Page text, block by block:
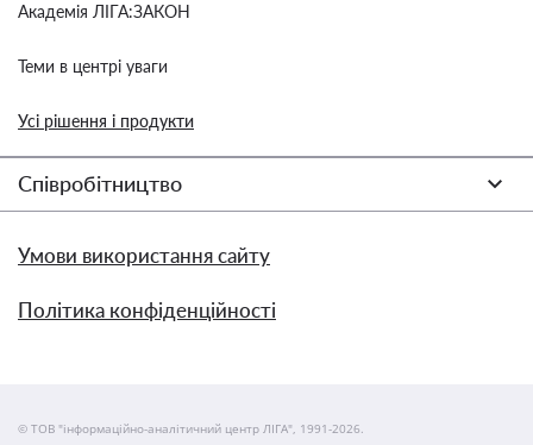
Академія ЛІГА:ЗАКОН
Теми в центрі уваги
Усі рішення і продукти
Співробітництво
Умови використання сайту
Політика конфіденційності
© ТОВ "інформаційно-аналітичний центр ЛІГА", 1991-2026.